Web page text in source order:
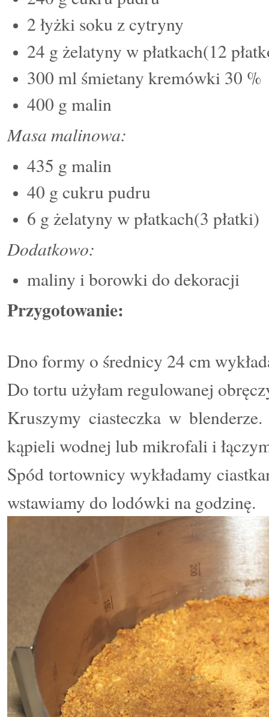
2 łyżki soku z cytryny
24 g żelatyny w płatkach(12
300 ml śmietany kremówki 30 %
400 g malin
Masa malinowa:
435 g malin
40 g cukru pudru
6 g żelatyny w płatkach(3 płatki)
Dodatkowo:
maliny i borowki do dekoracji
Przygotowanie:
Dno formy o średnicy 24 cm
Do tortu użyłam regulowanej
Kruszymy ciasteczka w
kąpieli wodnej lub mikrofali i
Spód tortownicy wykładamy
wstawiamy do lodówki na godzinę.